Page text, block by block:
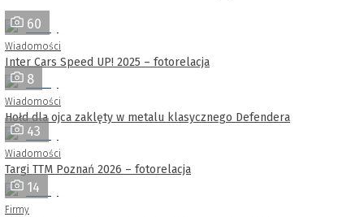
60
Wiadomości
Inter Cars Speed UP! 2025 – fotorelacja
8
Wiadomości
Hołd dla ojca zaklęty w metalu klasycznego Defendera
43
Wiadomości
Targi TTM Poznań 2026 – fotorelacja
14
Firmy